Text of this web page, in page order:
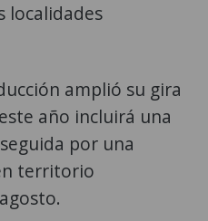
localidades
amplió su gira
año incluirá una
por una
territorio